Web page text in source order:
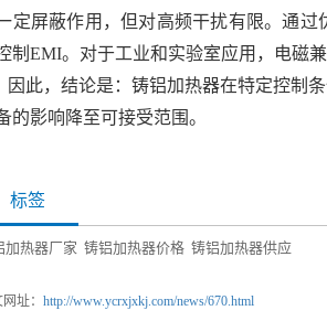
定屏蔽作用，但对高频干扰有限。通
制EMI。对于工业和实验室应用，电磁
因此，结论是：铸铝加热器在特定控制
的影响降至可接受范围。
标签
加热器厂家 铸铝加热器价格 铸铝加热器供应
址： http://www.ycrxjxkj.com/news/670.html